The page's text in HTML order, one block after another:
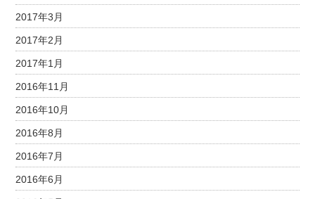
2017年3月
2017年2月
2017年1月
2016年11月
2016年10月
2016年8月
2016年7月
2016年6月